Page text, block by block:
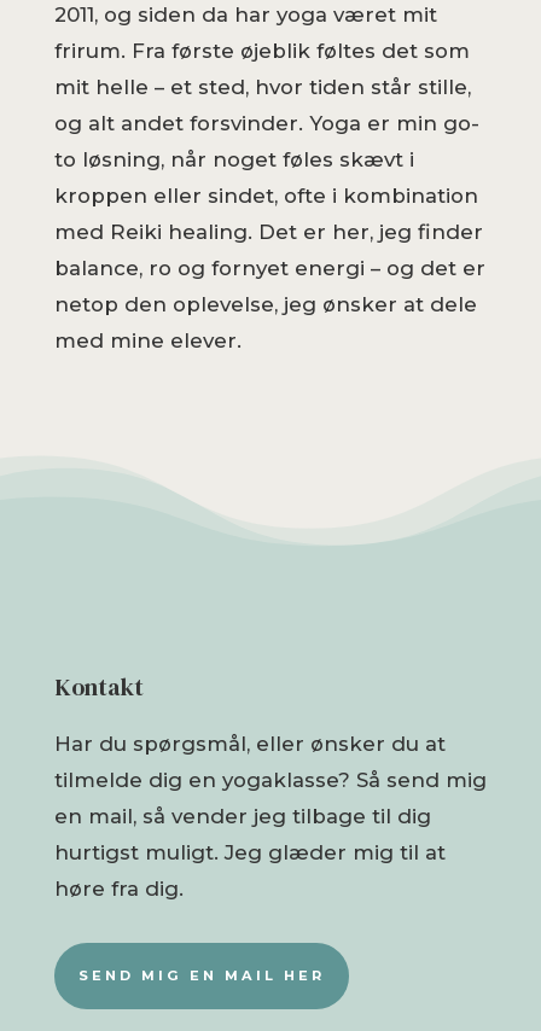
2011, og siden da har yoga været mit
frirum. Fra første øjeblik føltes det som
mit helle – et sted, hvor tiden står stille,
og alt andet forsvinder. Yoga er min go-
to løsning, når noget føles skævt i
kroppen eller sindet, ofte i kombination
med Reiki healing. Det er her, jeg finder
balance, ro og fornyet energi – og det er
netop den oplevelse, jeg ønsker at dele
med mine elever.
Kontakt
Har du spørgsmål, eller ønsker du at
tilmelde dig en yogaklasse? Så send mig
en mail, så vender jeg tilbage til dig
hurtigst muligt. Jeg glæder mig til at
høre fra dig.
SEND MIG EN MAIL HER